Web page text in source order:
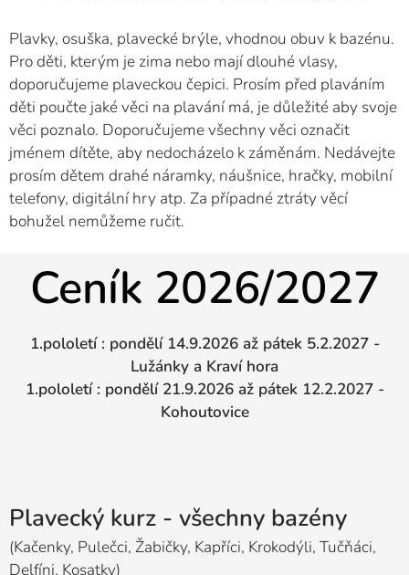
Plavky, osuška, plavecké brýle, vhodnou obuv k bazénu.
Pro děti, kterým je zima nebo mají dlouhé vlasy,
doporučujeme plaveckou čepici. Prosím před plaváním
děti poučte jaké věci na plavání má, je důležité aby svoje
věci poznalo. Doporučujeme všechny věci označit
jménem dítěte, aby nedocházelo k záměnám. Nedávejte
prosím dětem drahé náramky, náušnice, hračky, mobilní
telefony, digitální hry atp. Za případné ztráty věcí
bohužel nemůžeme ručit.
Ceník 2026/2027
1.pololetí : pondělí 14.9.2026až pátek 5.2.2027 -
Lužánky a Kraví hora
1.pololetí : pondělí 21.9.2026 až pátek 12.2.2027 -
Kohoutovice
Plavecký kurz - všechny bazény
(Kačenky, Pulečci, Žabičky, Kapříci, Krokodýli, Tučňáci,
Delfíni, Kosatky)